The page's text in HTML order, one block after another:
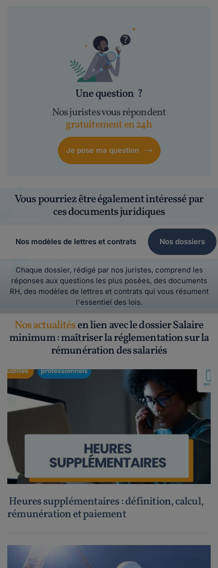
Une question ?
Nos juristes vous répondent
gratuitement en 24h
Je pose ma question
Vous pourriez être également intéressé par
ces documents juridiques
Nos modèles de lettres et contrats Nos dossiers
Chaque dossier, rédigé par nos juristes, comprend les
réponses aux questions les plus posées, des documents
RH, des modèles de lettres et contrats qui vous résument
l'essentiel des lois.
Nos actualitésen lien avec le dossier Salaire
minimum : maîtriser la réglementation sur la
rémunération des salariés
Heures supplémentaires : définition, calcul,
rémunération et paiement